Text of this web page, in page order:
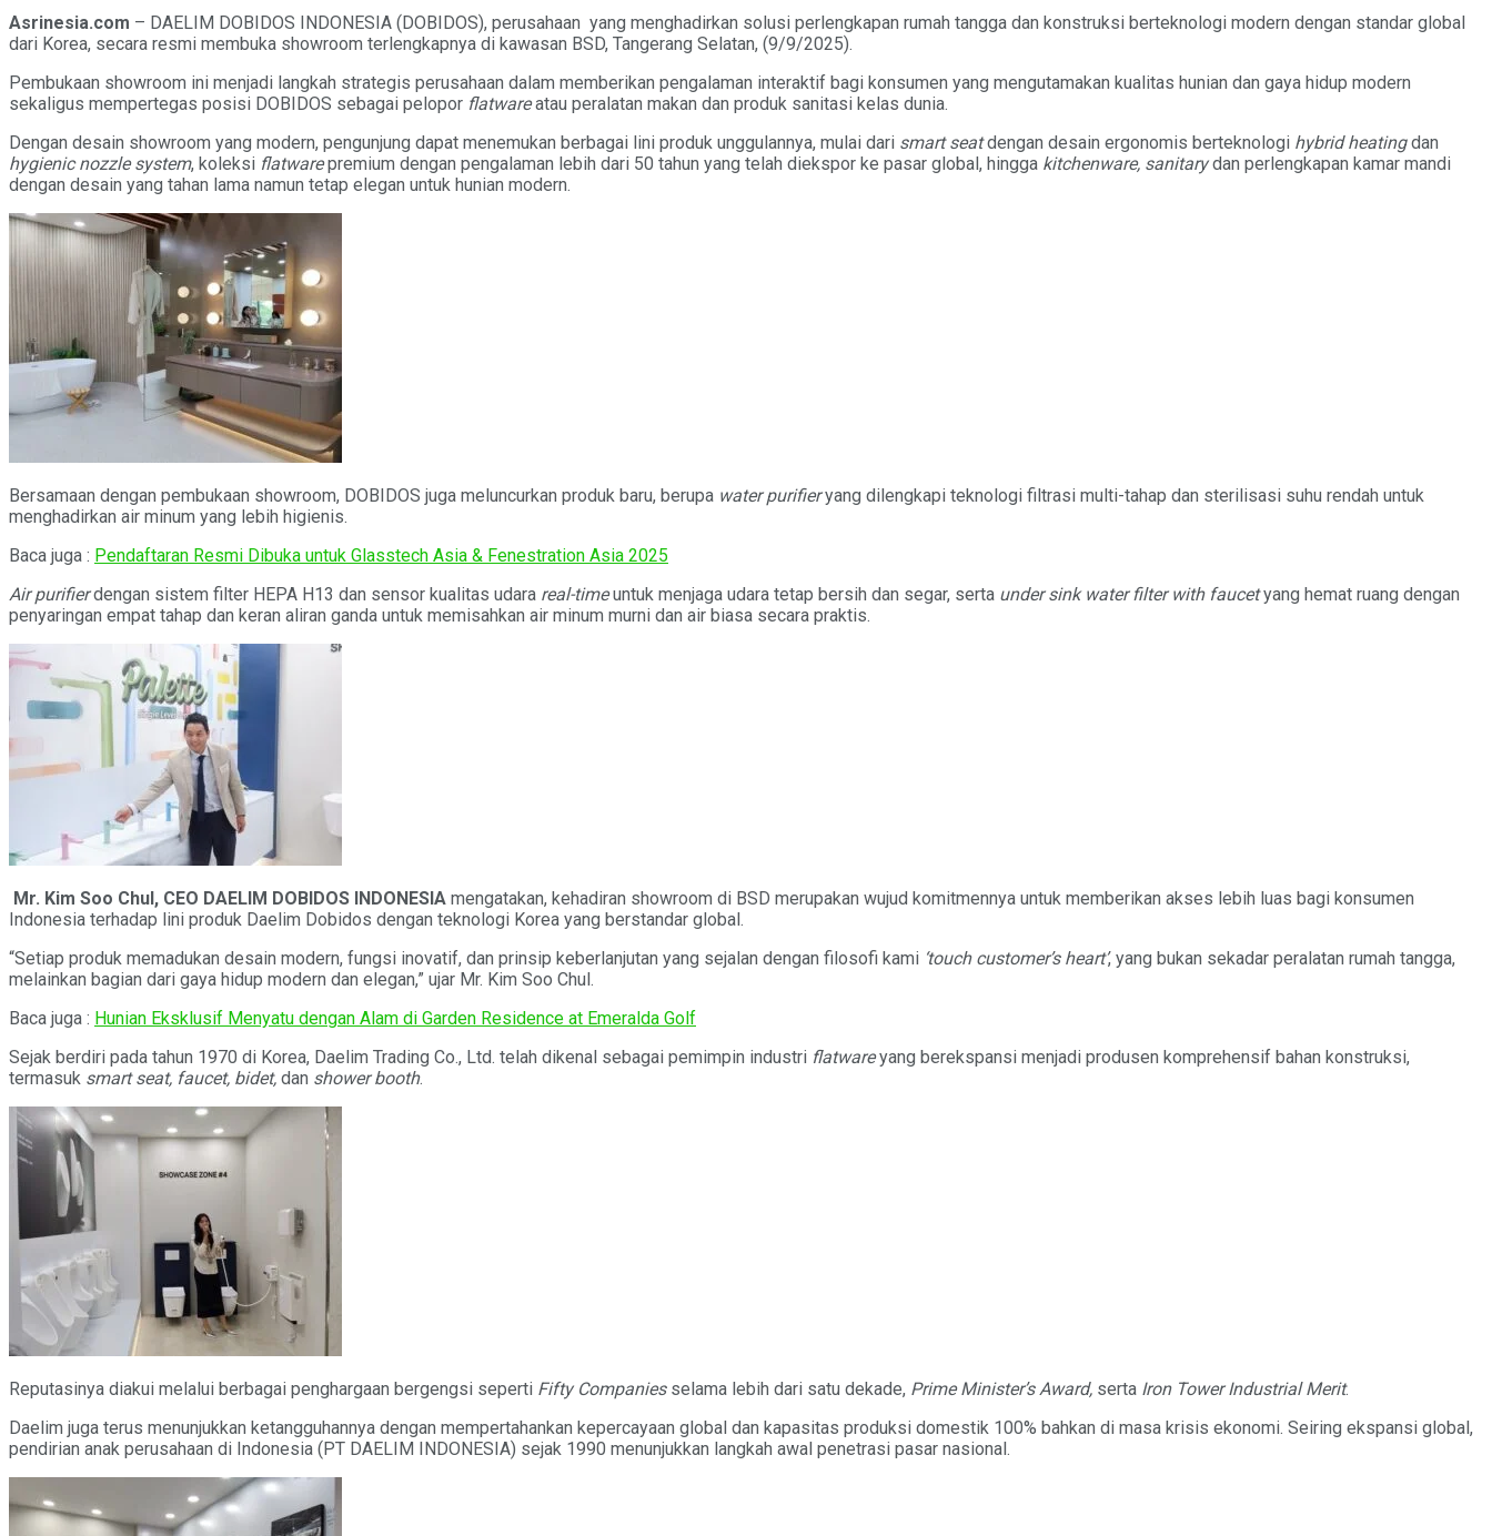
Asrinesia.com – DAELIM DOBIDOS INDONESIA (DOBIDOS), perusahaan yang menghadirkan solusi perlengkapan rumah tangga dan konstruksi berteknologi modern dengan standar global
dari Korea, secara resmi membuka showroom terlengkapnya di kawasan BSD, Tangerang Selatan, (9/9/2025).
Pembukaan showroom ini menjadi langkah strategis perusahaan dalam memberikan pengalaman interaktif bagi konsumen yang mengutamakan kualitas hunian dan gaya hidup modern
sekaligus mempertegas posisi DOBIDOS sebagai pelopor flatwareatau peralatan makan dan produk sanitasi kelas dunia.
Dengan desain showroom yang modern, pengunjung dapat menemukan berbagai lini produk unggulannya, mulai dari smart seatdengan desain ergonomis berteknologi hybrid heatingdan
hygienic nozzle system, koleksi flatwarepremium dengan pengalaman lebih dari 50 tahun yang telah diekspor ke pasar global, hingga kitchenware, sanitarydan perlengkapan kamar mandi
dengan desain yang tahan lama namun tetap elegan untuk hunian modern.
Bersamaan dengan pembukaan showroom, DOBIDOS juga meluncurkan produk baru, berupa water purifieryang dilengkapi teknologi filtrasi multi-tahap dan sterilisasi suhu rendah untuk
menghadirkan air minum yang lebih higienis.
Baca juga : Pendaftaran Resmi Dibuka untuk Glasstech Asia & Fenestration Asia 2025
Air purifierdengan sistem filter HEPA H13 dan sensor kualitas udara real-timeuntuk menjaga udara tetap bersih dan segar, serta under sink water filter with faucetyang hemat ruang dengan
penyaringan empat tahap dan keran aliran ganda untuk memisahkan air minum murni dan air biasa secara praktis.
Mr. Kim Soo Chul, CEO DAELIM DOBIDOS INDONESIA mengatakan, kehadiran showroom di BSD merupakan wujud komitmennya untuk memberikan akses lebih luas bagi konsumen
Indonesia terhadap lini produk Daelim Dobidos dengan teknologi Korea yang berstandar global.
“Setiap produk memadukan desain modern, fungsi inovatif, dan prinsip keberlanjutan yang sejalan dengan filosofi kami ‘touch customer’s heart’, yang bukan sekadar peralatan rumah tangga,
melainkan bagian dari gaya hidup modern dan elegan,” ujar Mr. Kim Soo Chul.
Baca juga : Hunian Eksklusif Menyatu dengan Alam di Garden Residence at Emeralda Golf
Sejak berdiri pada tahun 1970 di Korea, Daelim Trading Co., Ltd. telah dikenal sebagai pemimpin industri flatwareyang berekspansi menjadi produsen komprehensif bahan konstruksi,
termasuk smart seat, faucet, bidet, dan shower booth.
Reputasinya diakui melalui berbagai penghargaan bergengsi seperti Fifty Companies selama lebih dari satu dekade, Prime Minister’s Award, serta Iron Tower Industrial Merit.
Daelim juga terus menunjukkan ketangguhannya dengan mempertahankan kepercayaan global dan kapasitas produksi domestik 100% bahkan di masa krisis ekonomi. Seiring ekspansi global,
pendirian anak perusahaan di Indonesia (PT DAELIM INDONESIA) sejak 1990 menunjukkan langkah awal penetrasi pasar nasional.